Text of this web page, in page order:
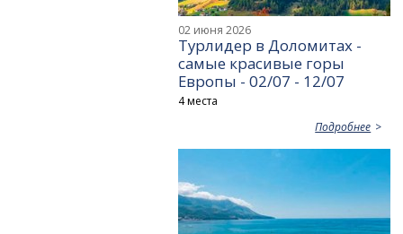
02 июня 2026
Турлидер в Доломитах -
самые красивые горы
Европы - 02/07 - 12/07
4 места
Подробнее